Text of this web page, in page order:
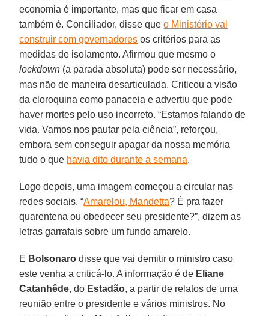
economia é importante, mas que ficar em casa
também é. Conciliador, disse queo Ministério vai
construir com governadores os critérios para as
medidas de isolamento. Afirmou que mesmo o
lockdown (a parada absoluta) pode ser necessário,
mas não de maneira desarticulada. Criticou a visão
da cloroquina como panaceia e advertiu que pode
haver mortes pelo uso incorreto. “Estamos falando de
vida. Vamos nos pautar pela ciência”, reforçou,
embora sem conseguir apagar da nossa memória
tudo o que havia dito durante a semana.
Logo depois, uma imagem começou a circular nas
redes sociais. “Amarelou, Mandetta? É pra fazer
quarentena ou obedecer seu presidente?”, dizem as
letras garrafais sobre um fundo amarelo.
E Bolsonaro disse que vai demitir o ministro caso
este venha a criticá-lo. A informação é de Eliane
Catanhêde, do Estadão, a partir de relatos de uma
reunião entre o presidente e vários ministros. No